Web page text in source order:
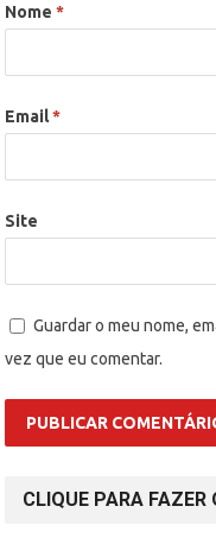
Nome*
Email*
Site
Guardar o meu nome,
vez que eu comentar.
CLIQUE PARA FAZER